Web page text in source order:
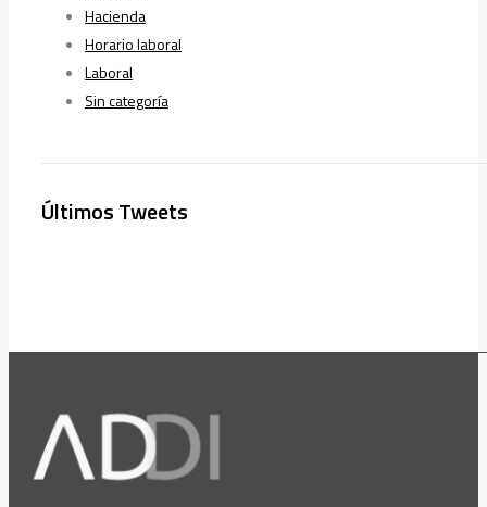
Hacienda
Horario laboral
Laboral
Sin categoría
Últimos Tweets